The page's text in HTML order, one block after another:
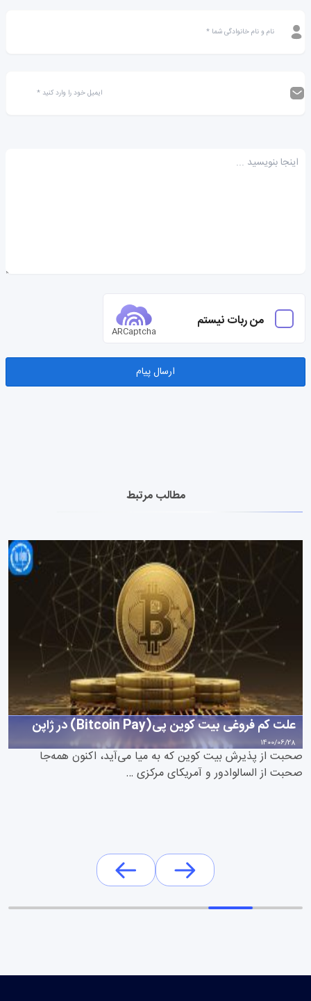
من ربات نیستم
ARCaptcha
مطالب مرتبط
علت کم فروغی بیت کوین پی(Bitcoin Pay) در ژاپن
1400/06/28
صحبت از پذیرش بیت کوین که به میا می‌آید، اکنون همه‌جا
صحبت از السالوادور و آمریکای مرکزی …